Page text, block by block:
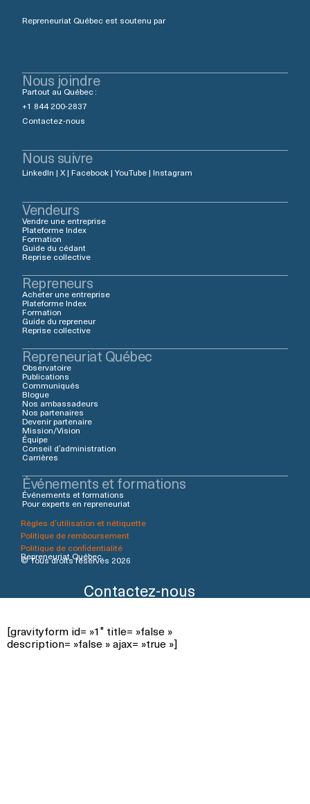
Repreneuriat Québec est soutenu par
Nous joindre
Partout au Québec :
+1 844 200-2837
Contactez-nous
Nous suivre
LinkedIn |X|Facebook|YouTube|Instagram
Vendeurs
Vendre une entreprise
Plateforme Index
Formation
Guide du cédant
Reprise collective
Repreneurs
Acheter une entreprise
Plateforme Index
Formation
Guide du repreneur
Reprise collective
Repreneuriat Québec
Observatoire
Publications
Communiqués
Blogue
Nos ambassadeurs
Nos partenaires
Devenir partenaire
Mission/Vision
Équipe
Conseil d’administration
Carrières
Événements et formations
Événements et formations
Pour experts en repreneuriat
© Tous droits réservés 2026
Repreneuriat Québec
Politique de confidentialité
Politique de remboursement
Règles d’utilisation et nétiquette
Contactez-nous
[gravityform id= »1″ title= »false »
description= »false » ajax= »true »]